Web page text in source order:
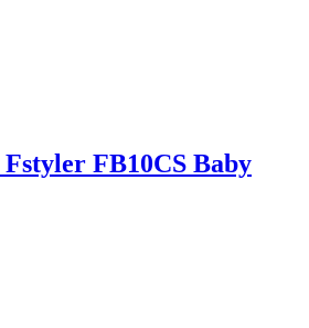
FB10CS Baby